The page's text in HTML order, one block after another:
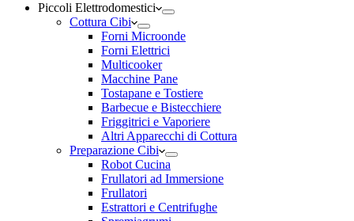
Piccoli Elettrodomestici
Cottura Cibi
Forni Microonde
Forni Elettrici
Multicooker
Macchine Pane
Tostapane e Tostiere
Barbecue e Bistecchiere
Friggitrici e Vaporiere
Altri Apparecchi di Cottura
Preparazione Cibi
Robot Cucina
Frullatori ad Immersione
Frullatori
Estrattori e Centrifughe